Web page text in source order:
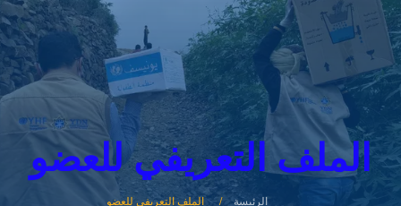
الملف التعريفي للعضو
الرئيسة الملف التعريفي للعضو